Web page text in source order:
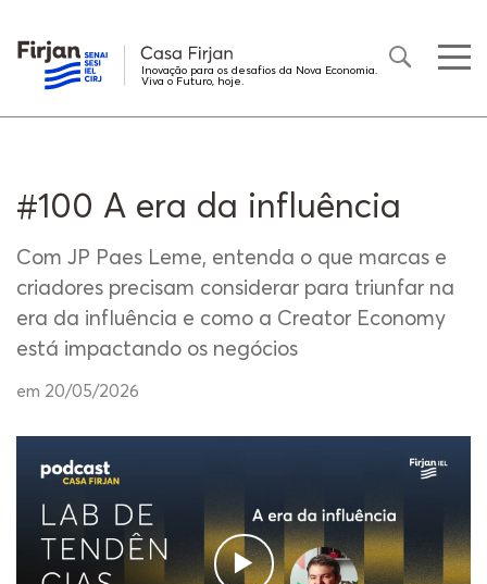
Inovação para os desafios da Nova Economia.
Viva o Futuro, hoje.
#100 A era da influência
Com JP Paes Leme, entenda o que marcas e
criadores precisam considerar para triunfar na
era da influência e como a Creator Economy
está impactando os negócios
em 20/05/2026